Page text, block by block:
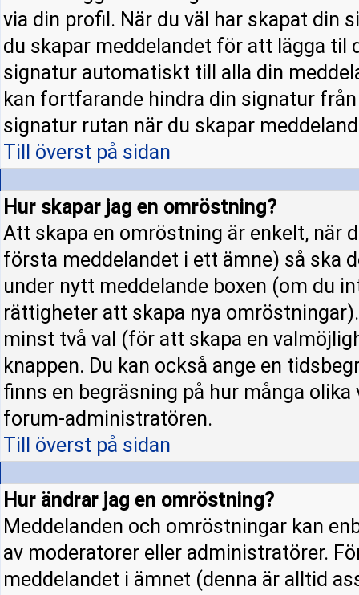
via din profil. När du väl har skapat din
du skapar meddelandet för att lägga til
signatur automatiskt till alla din
kan fortfarande hindra din signatur
signatur rutan när du skapar
Till överst på sidan
Hur skapar jag en omröstning?
Att skapa en omröstning är enkelt, när
första meddelandet i ett ämne) så ska
under nytt meddelande boxen (om du
rättigheter att skapa nya
minst två val (för att skapa en
knappen. Du kan också ange en
finns en begräsning på hur många
forum-administratören.
Till överst på sidan
Hur ändrar jag en omröstning?
Meddelanden och omröstningar kan
av moderatorer eller administratörer.
meddelandet i ämnet (denna är alltid